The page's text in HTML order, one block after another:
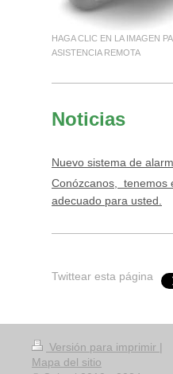
HAGA CLIC EN LA IMAGEN
ASISTENCIA REMOTA
Noticias
Nuevo sistema de
Conózcanos, tenemos
adecuado para usted.
Twittear esta página
Versión para imprimir |
Mapa del sitio